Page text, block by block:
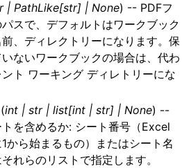
| PathLike[str] | None) -- PDFフ
パスで、デフォルトはワークブック
前、ディレクトリーになります。保
ないワークブックの場合は、代わ
ント ワーキング ディレトリーにな
(int | str| list[int | str] | None) --
トを含めるか: シート番号（Excel
から始まるもの）またはシート名
れらのリストで指定します。